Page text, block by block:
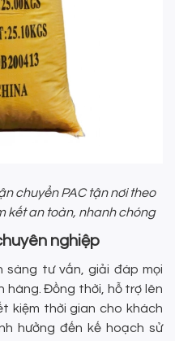
chuyển PAC tận nơi theo
kết an toàn, nhanh chóng
nghiệp
sàng tư vấn, giải đáp mọi
hàng. Đồng thời, hỗ trợ lên
kiệm thời gian cho khách
hưởng đến kế hoạch sử